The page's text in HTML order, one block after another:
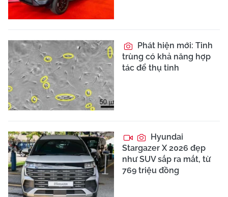
Phát hiện mới: Tinh
trùng có khả năng hợp
tác để thụ tinh
Hyundai
Stargazer X 2026 đẹp
như SUV sắp ra mắt, từ
769 triệu đồng